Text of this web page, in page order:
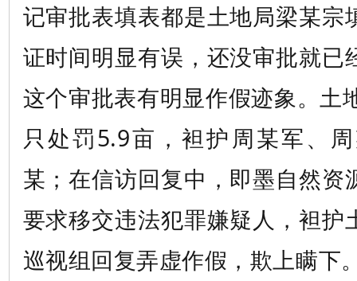
记审批表填表都是土地局梁某宗
证时间明显有误，还没审批就已
这个审批表有明显作假迹象。土
只处罚5.9亩，袒护周某军、
某；在信访回复中，即墨自然资
要求移交违法犯罪嫌疑人，袒护
巡视组回复弄虚作假，欺上瞒下